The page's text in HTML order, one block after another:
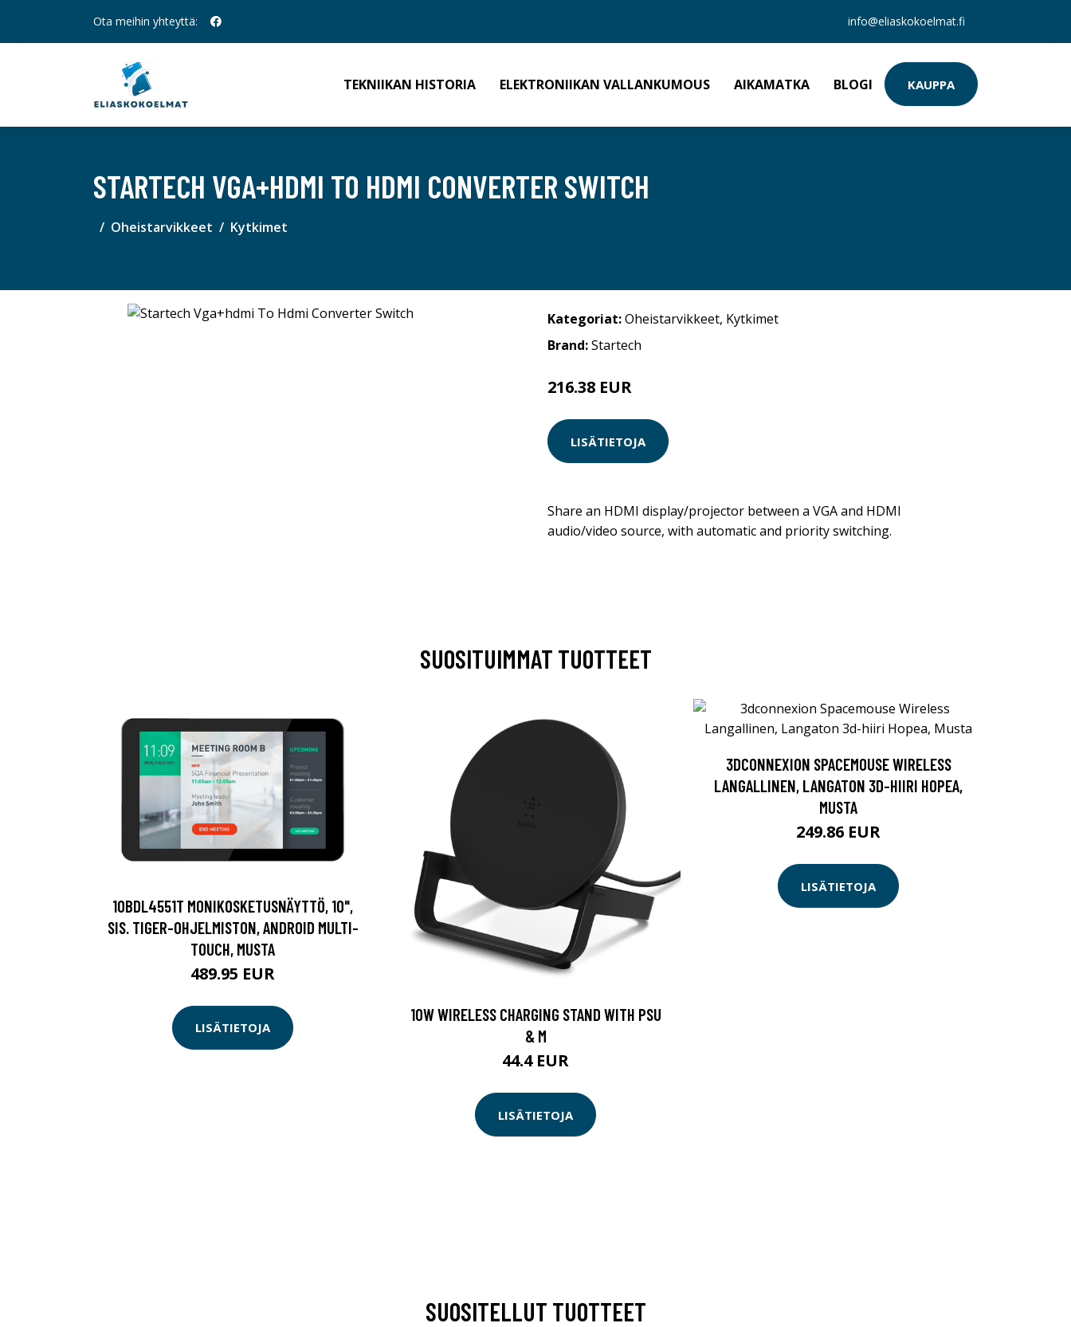
Ota meihin yhteyttä: info@eliaskokoelmat.fi
TEKNIIKAN HISTORIA ELEKTRONIIKAN VALLANKUMOUS AIKAMATKA BLOGI KAUPPA
STARTECH VGA+HDMI TO HDMI CONVERTER SWITCH
Oheistarvikkeet Kytkimet
Kategoriat:Oheistarvikkeet, Kytkimet
Brand:Startech
216.38 EUR
LISÄTIETOJA
Share an HDMI display/projector between a VGA and HDMI
audio/video source, with automatic and priority switching.
SUOSITUIMMAT TUOTTEET
10BDL4551T MONIKOSKETUSNÄYTTÖ, 10",
SIS. TIGER-OHJELMISTON, ANDROID MULTI-
TOUCH, MUSTA
489.95 EUR
LISÄTIETOJA
10W WIRELESS CHARGING STAND WITH PSU
& M
44.4 EUR
LISÄTIETOJA
3DCONNEXION SPACEMOUSE WIRELESS
LANGALLINEN, LANGATON 3D-HIIRI HOPEA,
MUSTA
249.86 EUR
LISÄTIETOJA
SUOSITELLUT TUOTTEET